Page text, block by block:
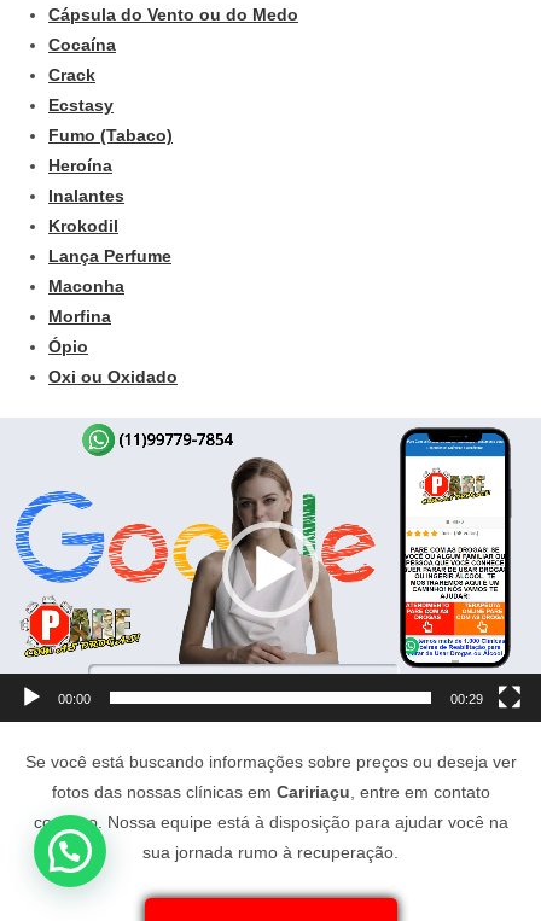
Cápsula do Vento ou do Medo
Cocaína
Crack
Ecstasy
Fumo (Tabaco)
Heroína
Inalantes
Krokodil
Lança Perfume
Maconha
Morfina
Ópio
Oxi ou Oxidado
00:00 00:29
Se você está buscando informações sobre preços ou deseja ver
fotos das nossas clínicas em Caririaçu , entre em contato
conosco. Nossa equipe está à disposição para ajudar você na
sua jornada rumo à recuperação.